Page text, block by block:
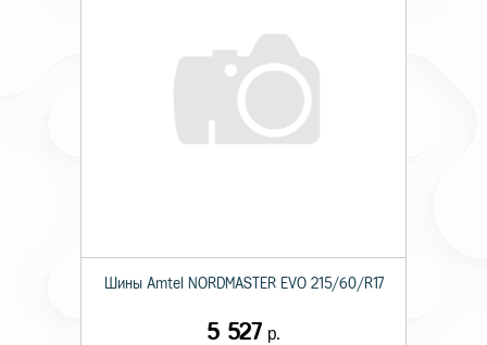
Шины Amtel NORDMASTER EVO 215/60/R17
5 527 р.